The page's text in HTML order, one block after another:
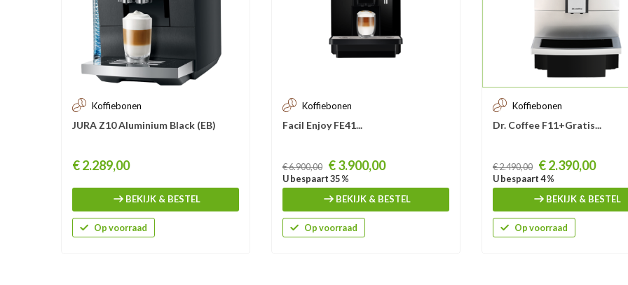
Koffiebonen
JURA Z10 Aluminium Black (EB)
Prijs
€ 2.289,00
BEKIJK & BESTEL
Op voorraad
Koffiebonen
Facil Enjoy FE41...
Prijs
€ 6.900,00 € 3.900,00
U bespaart 35 %
BEKIJK & BESTEL
Op voorraad
Koffiebonen
Dr. Coffee F11+Gratis...
Prijs
€ 2.490,00 € 2.390,00
U bespaart 4 %
BEKIJK & BESTEL
Op voorraad